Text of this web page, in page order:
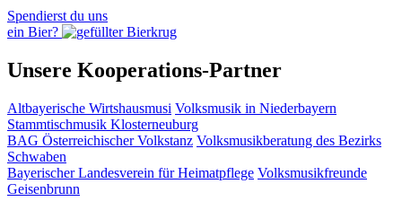
Spendierst du uns
ein Bier?
Unsere Kooperations-Partner
Altbayerische Wirtshausmusi Volksmusik in Niederbayern
Stammtischmusik Klosterneuburg
BAG Österreichischer Volkstanz Volksmusikberatung des Bezirks
Schwaben
Bayerischer Landesverein für Heimatpflege Volksmusikfreunde
Geisenbrunn